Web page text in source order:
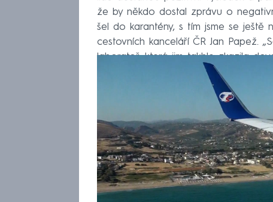
že by někdo dostal zprávu o
šel do karantény, s tím jsme se ještě
cestovních kanceláří ČR Jan Papež.
laboratoř, která jim takhle zkazila